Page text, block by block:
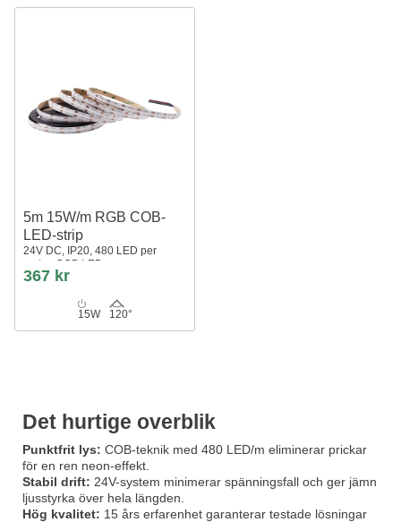
5m 15W/m RGB COB-
LED-strip
24V DC, IP20, 480 LED per
meter, COB LED
367 kr
15W 120°
Det hurtige overblik
Punktfrit lys: COB-teknik med 480 LED/m eliminerar prickar
för en ren neon-effekt.
Stabil drift: 24V-system minimerar spänningsfall och ger jämn
ljusstyrka över hela längden.
Hög kvalitet: 15 års erfarenhet garanterar testade lösningar